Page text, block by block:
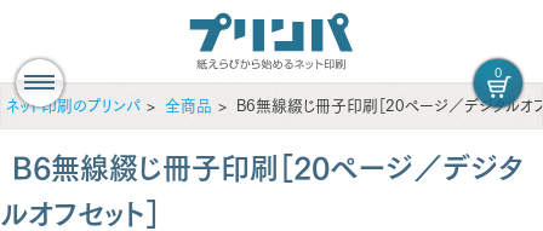
0
ネット印刷のプリンパ 全商品 B6無線綴じ冊子印刷［20ページ／デジタルオフ
B6無線綴じ冊子印刷［20ページ／デジタ
ルオフセット］